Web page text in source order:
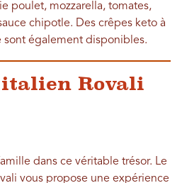
poulet, mozzarella, tomates,
chipotle. Des crêpes keto à
sont également disponibles.
Rovali
dans ce véritable trésor. Le
vous propose une expérience